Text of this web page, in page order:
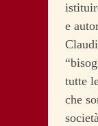
e
tutte
che